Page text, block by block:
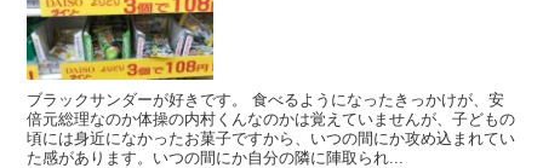
ブラックサンダーが好きです。 食べるようになったきっかけが、安
倍元総理なのか体操の内村くんなのかは覚えていませんが、子どもの
頃には身近になかったお菓子ですから、いつの間にか攻め込まれてい
た感があります。いつの間にか自分の隣に陣取られ...